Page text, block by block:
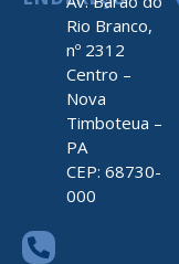
Rio Branco,
nº 2312
Centro –
Nova
Timboteua –
PA
CEP: 68730-
000